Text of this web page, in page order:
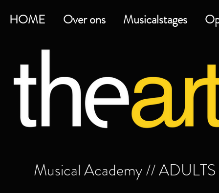
HOME Over ons Musicalstages
Musical Academy //